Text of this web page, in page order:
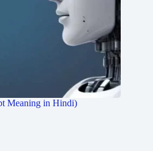
Meaning in Hindi)